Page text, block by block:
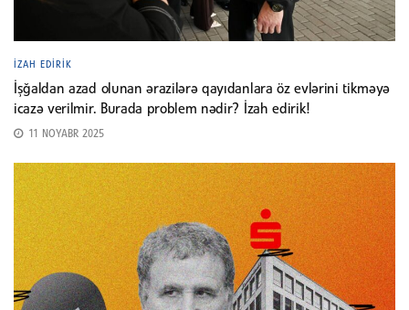
İZAH EDIRIK
İşğaldan azad olunan ərazilərə qayıdanlara öz evlərini tikməyə
icazə verilmir. Burada problem nədir? İzah edirik!
11 NOYABR 2025